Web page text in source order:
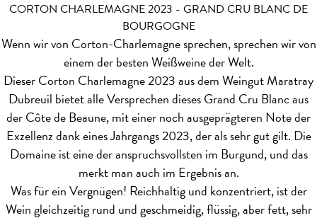
CORTON CHARLEMAGNE 2023 - GRAND CRU BLANC DE
BOURGOGNE
Wenn wir von Corton-Charlemagne sprechen, sprechen wir von
einem der besten Weißweine der Welt.
Dieser Corton Charlemagne 2023 aus dem Weingut Maratray
Dubreuil bietet alle Versprechen dieses Grand Cru Blanc aus
der Côte de Beaune, mit einer noch ausgeprägteren Note der
Exzellenz dank eines Jahrgangs 2023, der als sehr gut gilt. Die
Domaine ist eine der anspruchsvollsten im Burgund, und das
merkt man auch im Ergebnis an.
Was für ein Vergnügen! Reichhaltig und konzentriert, ist der
Wein gleichzeitig rund und geschmeidig, flüssig, aber fett, sehr